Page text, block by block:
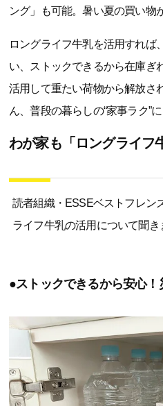
ング」も可能。暑い夏の買い物
ロングライフ牛乳を活用すれば
い、ストックできるから在庫ぎ
活用して重たい荷物から解放さ
ん、普段の暮らしの“家事ラク”
わが家も「ロングライフ
読者組織・ESSEベストフレン
ライフ牛乳の活用について聞き
●ストックできるから安心